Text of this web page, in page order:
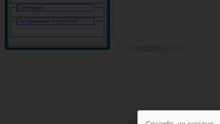
Счетчики:
Сегодня нас посетили: